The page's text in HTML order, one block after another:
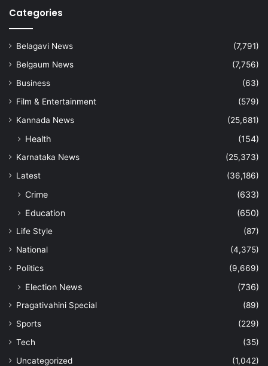
Categories
Belagavi News
(7,791)
Belgaum News
(7,756)
Business
(63)
Film & Entertainment
(579)
Kannada News
(25,681)
Health (154)
Karnataka News
(25,373)
Latest
(36,186)
Crime
(633)
Education
(650)
Life Style
(87)
National
(4,375)
Politics
(9,669)
Election News (736)
Pragativahini Special
(89)
Sports
(229)
Tech
(35)
Uncategorized
(1,042)